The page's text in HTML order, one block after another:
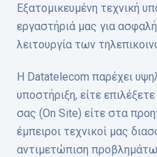
Εξατομικευμένη τεχνική
εργαστήριά μας για
λειτουργία των
Η Datatelecom παρέχει
υποστήριξη, είτε
σας (On Site) είτε στα
έμπειροι τεχνικοί μας
αντιμετώπιση